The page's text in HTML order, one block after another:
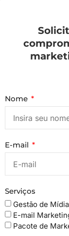
Nome
E-mail
Serviços
Gestão de
E-mail
Pacote de